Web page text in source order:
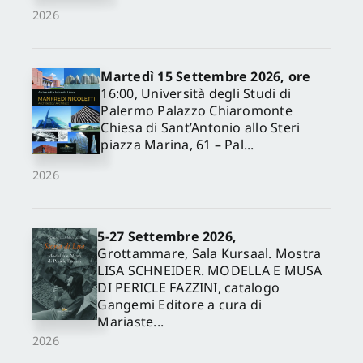
2026
2026
Martedì 15 Settembre 2026, ore
16:00, Università degli Studi di
Palermo Palazzo Chiaromonte
Chiesa di Sant’Antonio allo Steri
piazza Marina, 61 – Pal...
2026
5-27 Settembre 2026,
Grottammare, Sala Kursaal. Mostra
LISA SCHNEIDER. MODELLA E MUSA
DI PERICLE FAZZINI, catalogo
Gangemi Editore a cura di
Mariaste...